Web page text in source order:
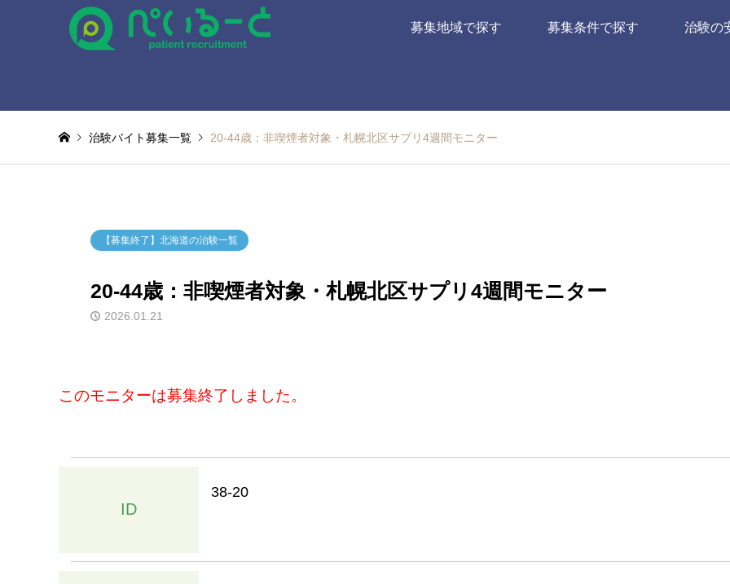
募集地域で探す 募集条件で探す 治験の
治験バイト募集一覧 20-44歳：非喫煙者対象・札幌北区サプリ4週間モニター
【募集終了】北海道の治験一覧
20-44歳：非喫煙者対象・札幌北区サプリ4週間モニター
2026.01.21
このモニターは募集終了しました。
ID
38-20